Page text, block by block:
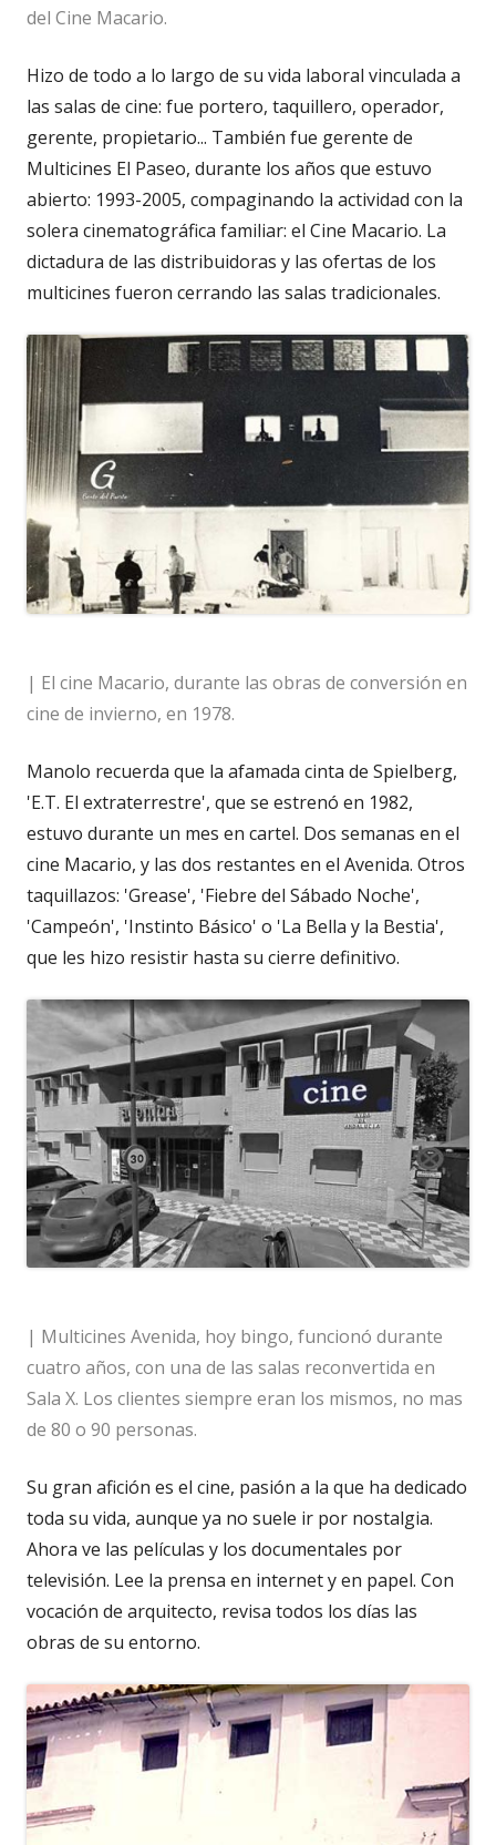
del Cine Macario.
Hizo de todo a lo largo de su vida laboral vinculada a
las salas de cine: fue portero, taquillero, operador,
gerente, propietario... También fue gerente de
Multicines El Paseo, durante los años que estuvo
abierto: 1993-2005, compaginando la actividad con la
solera cinematográfica familiar: el Cine Macario. La
dictadura de las distribuidoras y las ofertas de los
multicines fueron cerrando las salas tradicionales.
| El cine Macario, durante las obras de conversión en
cine de invierno, en 1978.
Manolo recuerda que la afamada cinta de Spielberg,
'E.T. El extraterrestre', que se estrenó en 1982,
estuvo durante un mes en cartel. Dos semanas en el
cine Macario, y las dos restantes en el Avenida. Otros
taquillazos: 'Grease', 'Fiebre del Sábado Noche',
'Campeón', 'Instinto Básico' o 'La Bella y la Bestia',
que les hizo resistir hasta su cierre definitivo.
| Multicines Avenida, hoy bingo, funcionó durante
cuatro años, con una de las salas reconvertida en
Sala X. Los clientes siempre eran los mismos, no mas
de 80 o 90 personas.
Su gran afición es el cine, pasión a la que ha dedicado
toda su vida, aunque ya no suele ir por nostalgia.
Ahora ve las películas y los documentales por
televisión. Lee la prensa en internet y en papel. Con
vocación de arquitecto, revisa todos los días las
obras de su entorno.